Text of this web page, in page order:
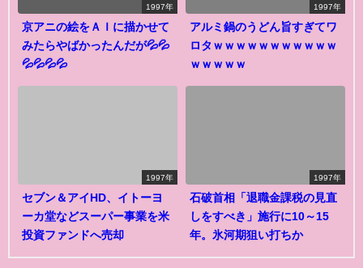
1997年
京アニの絵をＡＩに描かせて
みたらやばかったんだが💦💦
💦💦💦💦
1997年
アルミ鍋のうどん旨すぎてワ
ロタｗｗｗｗｗｗｗｗｗｗｗ
ｗｗｗｗｗ
1997年
セブン＆アイHD、イトーヨ
ーカ堂などスーパー事業を米
投資ファンドへ売却
1997年
石破首相「退職金課税の見直
しをすべき」施行に10～15
年。氷河期狙い打ちか